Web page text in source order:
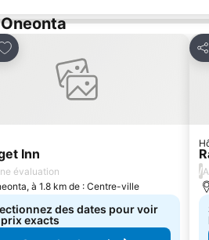
à mes favoris
Inn
évaluation
à 1.8 km de : Centre-ville
des dates pour voir
exacts
/